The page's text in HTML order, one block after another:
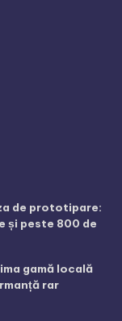
de prototipare:
și peste 800 de
gamă locală
rar